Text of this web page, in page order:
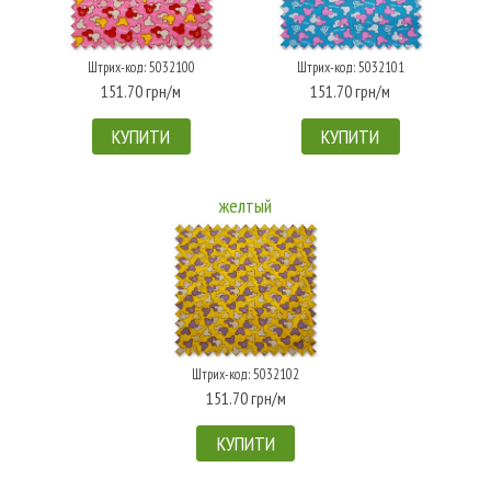
Штрих-код: 5032100
151.70 грн/м
КУПИТИ
Штрих-код: 5032101
151.70 грн/м
КУПИТИ
желтый
Штрих-код: 5032102
151.70 грн/м
КУПИТИ